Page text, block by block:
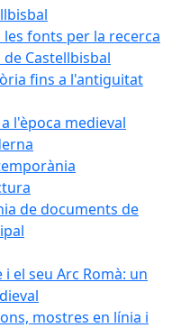
les fonts per la recerca
Castellbisbal
fins a l'antiguitat
l'època medieval
de documents de
el seu Arc Romà: un
mostres en línia i